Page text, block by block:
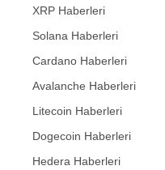
XRP Haberleri
Solana Haberleri
Cardano Haberleri
Avalanche Haberleri
Litecoin Haberleri
Dogecoin Haberleri
Hedera Haberleri